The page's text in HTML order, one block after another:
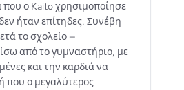
ο Kaito χρησιμοποίησε
ήταν επίτηδες. Συνέβη
το σχολείο —
από το γυμναστήριο, με
και την καρδιά να
που ο μεγαλύτερος